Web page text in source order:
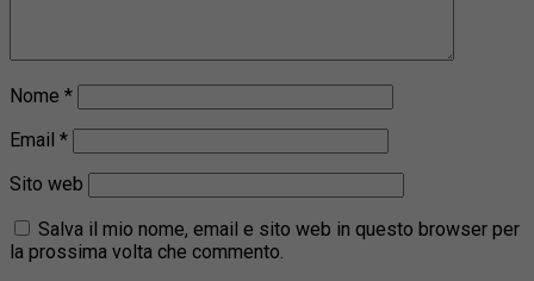
Nome *
Email *
Sito web
Salva il mio nome, email e sito web in questo browser per
la prossima volta che commento.